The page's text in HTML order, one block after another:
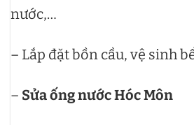
nước,…
– Lắp đặt bồn cầu, vệ sinh
– Sửa ống nước Hóc Môn